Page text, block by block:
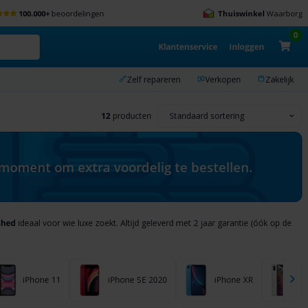
100.000+beoordelingen Thuiswinkel Waarborg
Klantenservice Inloggen
0
Zelf repareren Verkopen Zakelijk
12 producten
om extra voordelig te bestellen.
ideaal voor wie luxe zoekt. Altijd geleverd met 2 jaar garantie (óók op de
iPhone 11 iPhone SE 2020 iPhone XR